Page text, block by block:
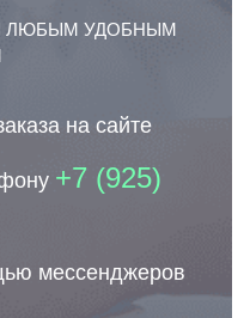
ЛЮБЫМ УДОБНЫМ
на сайте
+7 (925)
мессенджеров